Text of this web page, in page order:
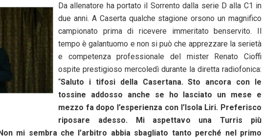
Da allenatore ha portato il Sorrento dalla serie D alla C1 in
due anni. A Caserta qualche stagione orsono un magnifico
campionato prima di ricevere immeritato benservito. Il
tempo è galantuomo e non si può che apprezzare la serietà
e competenza professionale del mister Renato Cioffi
ospite prestigioso mercoledì durante la diretta radiofonica:
“Saluto i tifosi della Casertana. Sto ancora con le
tossine addosso anche se ho lasciato un mese e
mezzo fa dopo l’esperienza con l’Isola Liri. Preferisco
riposare adesso. Mi aspettavo una Turris più
mi sembra che l’arbitro abbia sbagliato tanto perché nel primo